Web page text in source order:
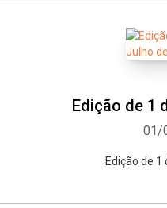
Edição de 1
01/
Edição de 1